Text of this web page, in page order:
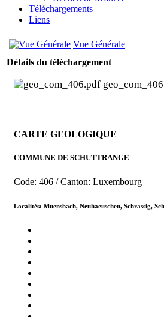
Téléchargements
Liens
Vue Générale
Détails du téléchargement
CARTE GEOLOGIQUE
COMMUNE DE SCHUTTRANGE
Code: 406 / Canton: Luxembourg
Localités: Muensbach, Neuhaeuschen, Schrassig,